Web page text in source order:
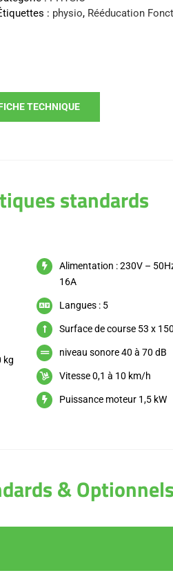
: physio, Rééducation
TECHNIQUE
standards
kg
Alimentation : 230V –
16A
Langues : 5
Surface de course 53 x
niveau sonore 40 à 70 dB
Vitesse 0,1 à 10 km/h
Puissance moteur 1,5 kW
& Optionnels